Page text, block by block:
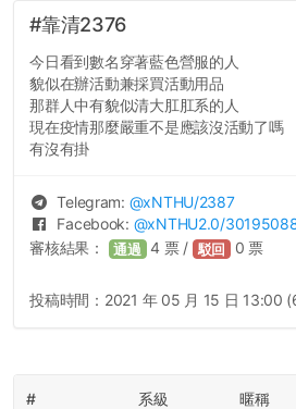
#靠清2376
今日看到數名穿著藍色營服的人
貌似在辦活動兼採買活動用品
那群人中有貌似清大肛肛系的人
現在疫情那麼嚴重不是應該沒活動了嗎
有沒有掛
Telegram: @xNTHU/2387
Facebook: @xNTHU2.0/
審核結果： 通過 4 票 / 駁回 0 票
投稿時間： 2021 年 05 月 15 日 13:00
# 系級 暱稱